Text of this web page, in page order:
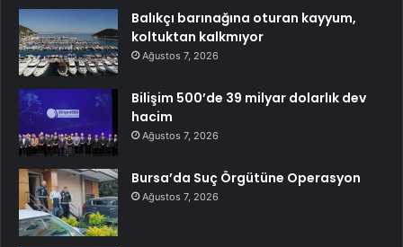
Balıkçı barınağına oturan kayyum,
koltuktan kalkmıyor
Ağustos 7, 2026
Bilişim 500’de 39 milyar dolarlık dev
hacim
Ağustos 7, 2026
Bursa’da Suç Örgütüne Operasyon
Ağustos 7, 2026